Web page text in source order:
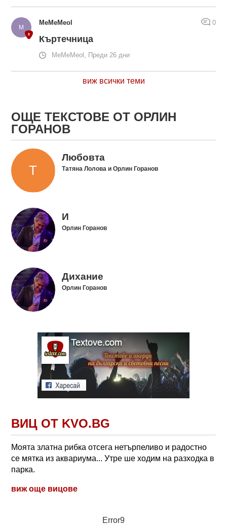
MeMeMeol 0
Къртечница
MeMeMeol, Преди 26 дни
виж всички теми
ОЩЕ ТЕКСТОВЕ ОТ ОРЛИН
ГОРАНОВ
Любовта
Татяна Лолова и Орлин Горанов
И
Орлин Горанов
Дихание
Орлин Горанов
ВИЦ ОТ KVO.BG
Моята златна рибка отсега нетърпеливо и радостно
се мятка из аквариума... Утре ше ходим на разходка в
парка.
виж още вицове
Error9